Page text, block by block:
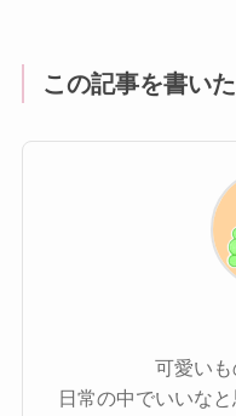
この記事を書い
可愛いも
日常の中でいいな